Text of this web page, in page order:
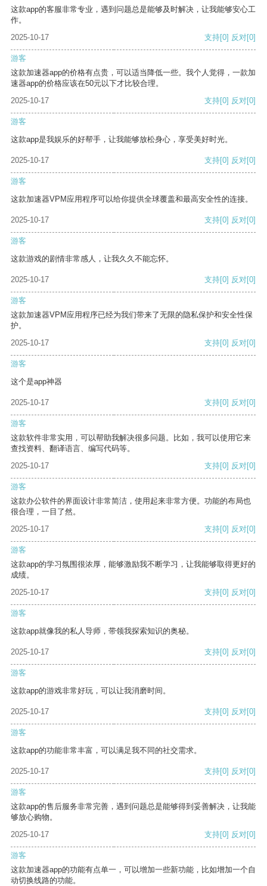
这款app的客服非常专业，遇到问题总是能够及时解决，让我能够安心工
作。
2025-10-17
支持[0] 反对[0]
游客
这款加速器app的价格有点贵，可以适当降低一些。我个人觉得，一款加
速器app的价格应该在50元以下才比较合理。
2025-10-17
支持[0] 反对[0]
游客
这款app是我娱乐的好帮手，让我能够放松身心，享受美好时光。
2025-10-17 支持[0] 反对[0]
游客
这款加速器VPM应用程序可以给你提供全球覆盖和最高安全性的连接。
2025-10-17 支持[0] 反对[0]
游客
这款游戏的剧情非常感人，让我久久不能忘怀。
2025-10-17 支持[0] 反对[0]
游客
这款加速器VPM应用程序已经为我们带来了无限的隐私保护和安全性保
护。
2025-10-17
支持[0] 反对[0]
游客
这个是app神器
2025-10-17 支持[0] 反对[0]
游客
这款软件非常实用，可以帮助我解决很多问题。比如，我可以使用它来
查找资料、翻译语言、编写代码等。
2025-10-17
支持[0] 反对[0]
游客
这款办公软件的界面设计非常简洁，使用起来非常方便。功能的布局也
很合理，一目了然。
2025-10-17
支持[0] 反对[0]
游客
这款app的学习氛围很浓厚，能够激励我不断学习，让我能够取得更好的
成绩。
2025-10-17
支持[0] 反对[0]
游客
这款app就像我的私人导师，带领我探索知识的奥秘。
2025-10-17 支持[0] 反对[0]
游客
这款app的游戏非常好玩，可以让我消磨时间。
2025-10-17 支持[0] 反对[0]
游客
这款app的功能非常丰富，可以满足我不同的社交需求。
2025-10-17 支持[0] 反对[0]
游客
这款app的售后服务非常完善，遇到问题总是能够得到妥善解决，让我能
够放心购物。
2025-10-17
支持[0] 反对[0]
游客
这款加速器app的功能有点单一，可以增加一些新功能，比如增加一个自
动切换线路的功能。